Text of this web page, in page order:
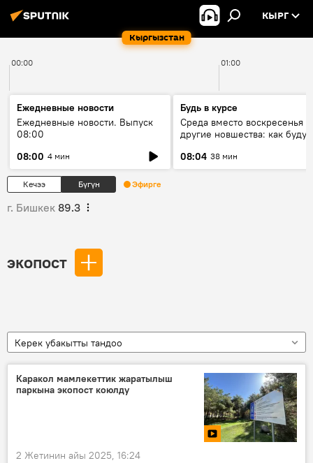
Кыргызстан
КЫРГ
00:00 01:00
Ежедневные новости
Ежедневные новости. Выпуск
08:00
08:00 4 мин
Будь в курсе
Среда вместо воскресенья и
другие новшества: как будут
08:04 38 мин
Кечээ Бүгүн Эфирге
г. Бишкек 89.3
экопост
Керек убакытты тандоо
Каракол мамлекеттик жаратылыш
паркына экопост коюлду
2 Жетинин айы 2025, 16:24